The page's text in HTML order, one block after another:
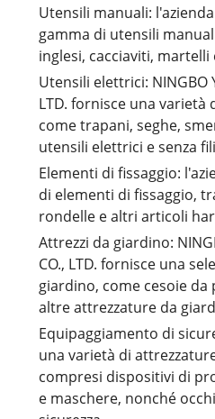
Utensili manuali:
gamma di utensili
inglesi, cacciaviti,
Utensili elettrici: NINGBO
LTD. fornisce una
come trapani, seghe,
utensili elettrici e senza
Elementi di fissaggio:
di elementi di fissaggio,
rondelle e altri articoli
Attrezzi da giardino:
CO., LTD. fornisce una
giardino, come cesoie
altre attrezzature da
Equipaggiamento di
una varietà di
compresi dispositivi di
e maschere, nonché